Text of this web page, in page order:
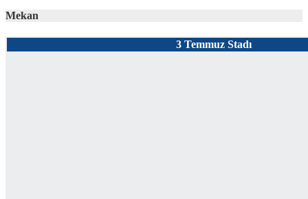
Mekan
3 Temmuz Stadı